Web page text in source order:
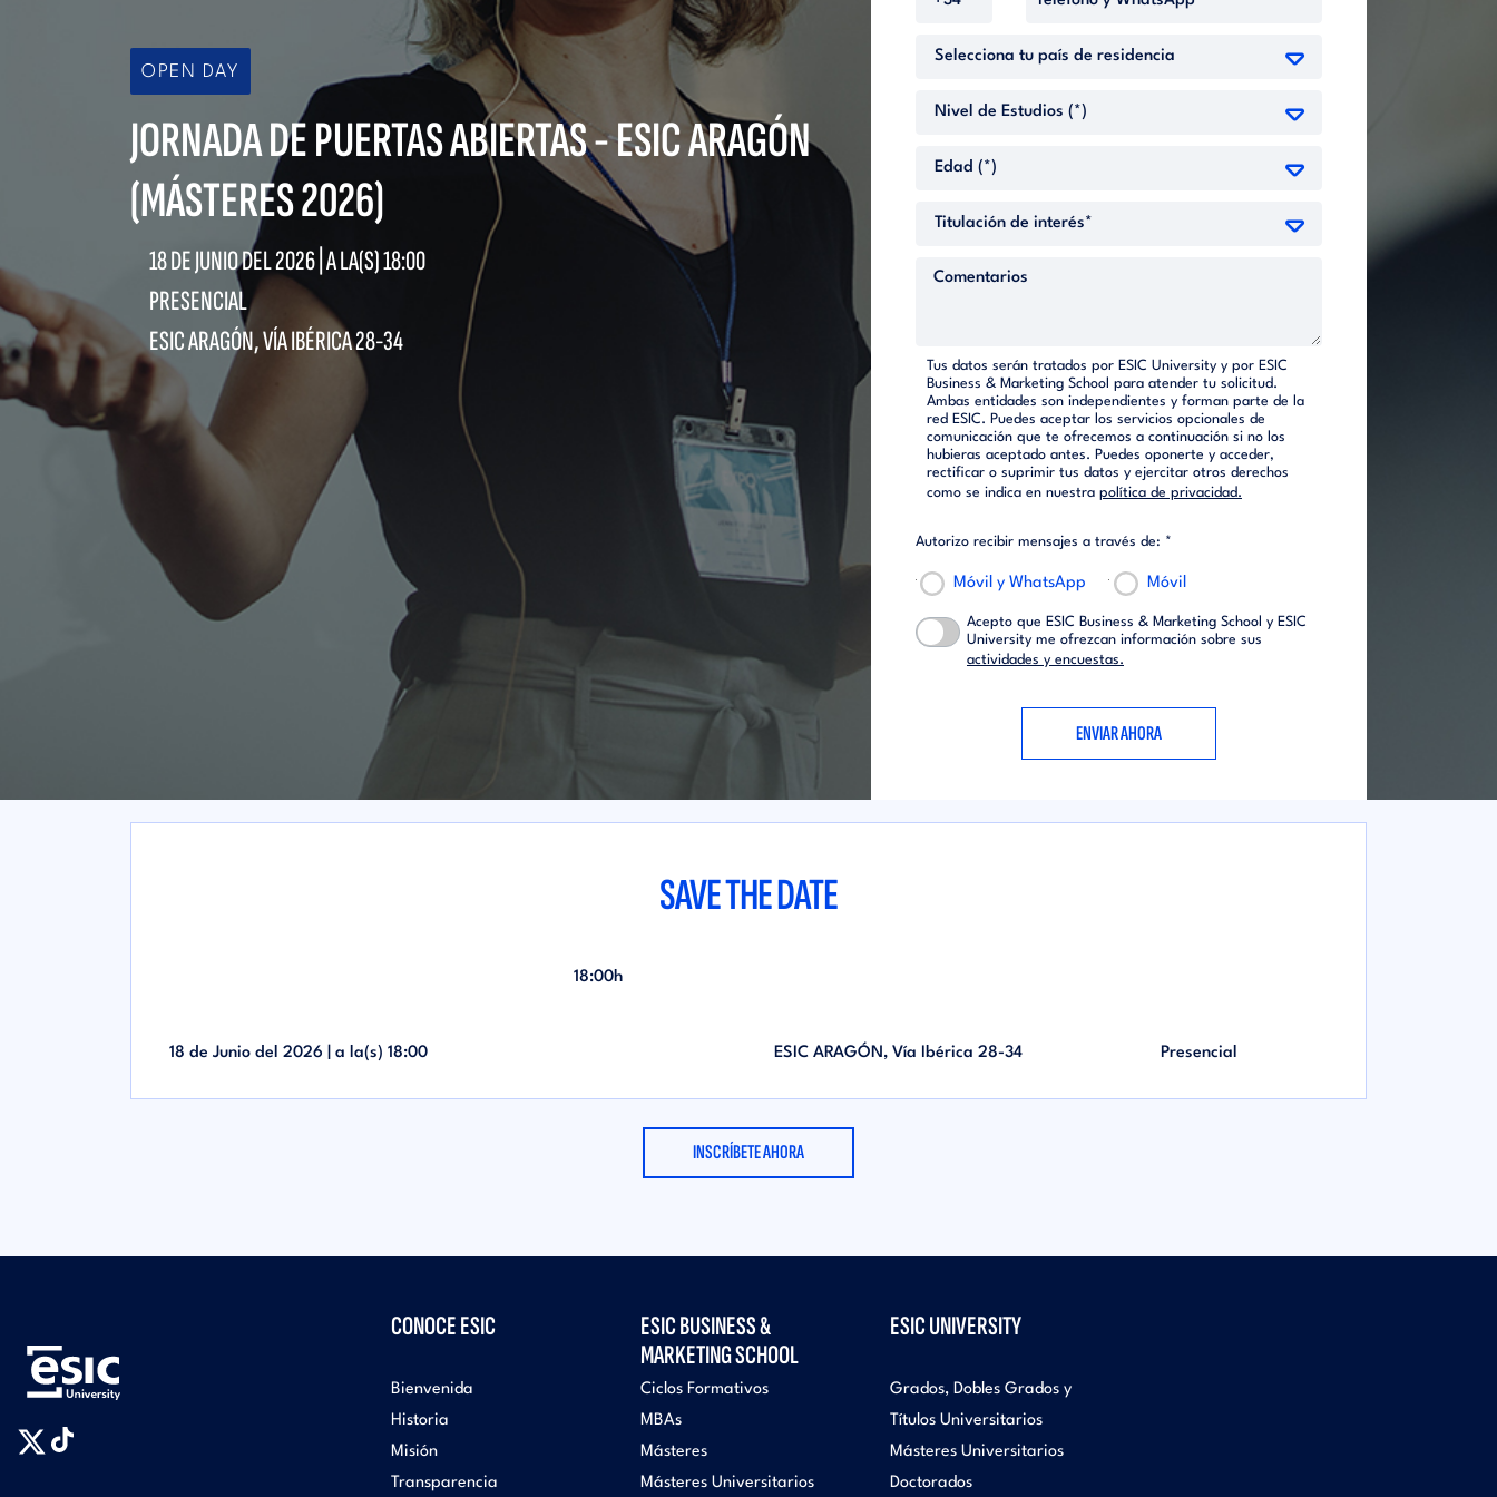
OPEN DAY
JORNADA DE PUERTAS ABIERTAS - ESIC ARAGÓN
(MÁSTERES 2026)
18 DE JUNIO DEL 2026 | A LA(S)18:00
PRESENCIAL
ESIC ARAGÓN, VÍA IBÉRICA 28-34
Tus datos serán tratados por ESIC University y por ESIC
Business & Marketing School para atender tu solicitud.
Ambas entidades son independientes y forman parte de la
red ESIC. Puedes aceptar los servicios opcionales de
comunicación que te ofrecemos a continuación si no los
hubieras aceptado antes. Puedes oponerte y acceder,
rectificar o suprimir tus datos y ejercitar otros derechos
como se indica en nuestra política de privacidad.
Autorizo recibir mensajes a través de: *
Móvil y WhatsApp Móvil
Acepto que ESIC Business & Marketing School y ESIC
University me ofrezcan información sobre sus
actividades y encuestas.
SAVE THE DATE
18 de Junio del 2026 | a la(s) 18:00
18:00h
ESIC ARAGÓN, Vía Ibérica 28-34 Presencial
INSCRÍBETE AHORA
CONOCE ESIC
Bienvenida
Historia
Misión
Transparencia
ESIC BUSINESS &
MARKETING SCHOOL
Ciclos Formativos
MBAs
Másteres
Másteres Universitarios
ESIC UNIVERSITY
Grados, Dobles Grados y
Títulos Universitarios
Másteres Universitarios
Doctorados